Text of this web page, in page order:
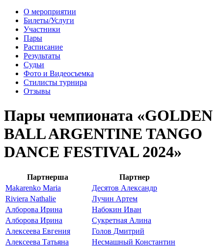
О мероприятии
Билеты/Услуги
Участники
Пары
Расписание
Результаты
Судьи
Фото и Видеосъемка
Стилисты турнира
Отзывы
Пары чемпионата «GOLDEN
BALL ARGENTINE TANGO
DANCE FESTIVAL 2024»
Партнерша
Партнер
Makarenko Maria
Десятов Александр
Riviera Nathalie
Лучин Артем
Алборова Ирина
Набокин Иван
Алборова Ирина
Сукретная Алина
Алексеева Евгения
Голов Дмитрий
Алексеева Татьяна
Несмашный Константин